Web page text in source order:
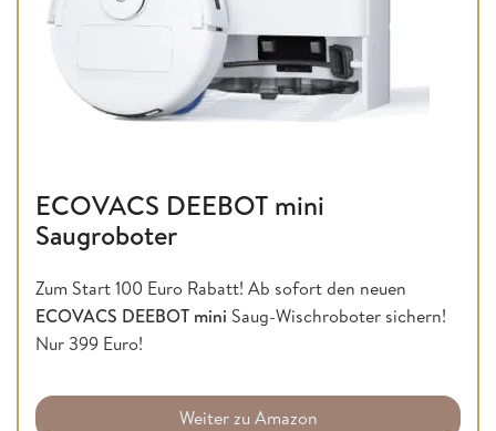
ECOVACS DEEBOT mini
Saugroboter
Zum Start 100 Euro Rabatt! Ab sofort den neuen
ECOVACS DEEBOT mini Saug-Wischroboter sichern!
Nur 399 Euro!
Weiter zu Amazon